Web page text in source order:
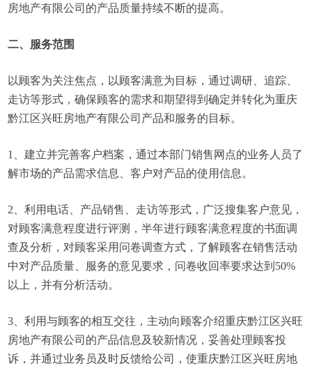
房地产有限公司的产品质量持续不断的提高。
二、服务范围
以顾客为关注焦点，以顾客满意为目标，通过调研、追踪、
走访等形式，确保顾客的需求和期望得到确定并转化为重庆
黔江区兴旺房地产有限公司产品和服务的目标。
1、建立并完善客户档案，通过本部门销售网点的业务人员了
解市场的产品需求信息、客户对产品的使用信息。
2、利用电话、产品销售、走访等形式，广泛搜集客户意见，
对顾客满意程度进行评测，半年进行顾客满意程度的书面调
查及分析，对顾客采用问卷调查方式，了解顾客在销售活动
中对产品质量、服务的意见要求，问卷收回率要求达到50%
以上，并有分析活动。
3、利用与顾客的相互交往，主动向顾客介绍重庆黔江区兴旺
房地产有限公司的产品信息及较新情况，妥善处理顾客投
诉，并通过业务员及时反馈给公司，使重庆黔江区兴旺房地